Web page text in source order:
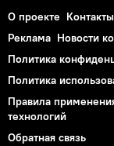
О проекте Контакты
Реклама Новости
Политика
Политика
Правила
технологий
Обратная связь